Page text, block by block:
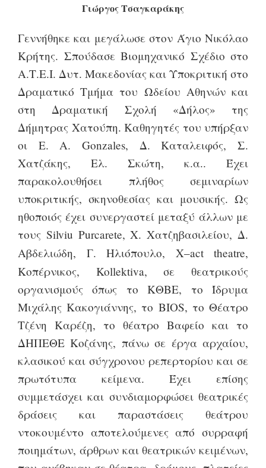
Γιώργος Τσαγκαράκης
Γεννήθηκε και μεγάλωσε στον Άγιο Νικόλαο
Κρήτης. Σπούδασε Βιομηχανικό Σχέδιο στο
Α.Τ.Ε.Ι. Δυτ. Μακεδονίας και Υποκριτική στο
Δραματικό Τμήμα του Ωδείου Αθηνών και
στη Δραματική Σχολή «Δήλος» της
Δήμητρας Χατούπη. Καθηγητές του υπήρξαν
οι E.A.Gonzales, Δ. Καταλειφός, Σ.
Χατζάκης, Ελ. Σκώτη, κ.α.. Έχει
παρακολουθήσει πλήθος σεμιναρίων
υποκριτικής, σκηνοθεσίας και μουσικής. Ως
ηθοποιός έχει συνεργαστεί μεταξύ άλλων με
τους Silviu Purcarete, Χ. Χατζηβασιλείου, Δ.
Αβδελιώδη, Γ. Ηλιόπουλο, X–act theatre,
Κοπέρνικος, Kollektiva, σε θεατρικούς
οργανισμούς όπως το ΚΘΒΕ, το Ίδρυμα
Μιχάλης Κακογιάννης, το ΒΙΟS, το Θέατρο
Τζένη Καρέζη, το θέατρο Βαφείο και το
ΔΗΠΕΘΕ Κοζάνης, πάνω σε έργα αρχαίου,
κλασικού και σύγχρονου ρεπερτορίου και σε
πρωτότυπα κείμενα. Έχει επίσης
συμμετάσχει και συνδιαμορφώσει θεατρικές
δράσεις και παραστάσεις θεάτρου
ντοκουμέντο αποτελούμενες από συρραφή
ποιημάτων, άρθρων και θεατρικών κειμένων,